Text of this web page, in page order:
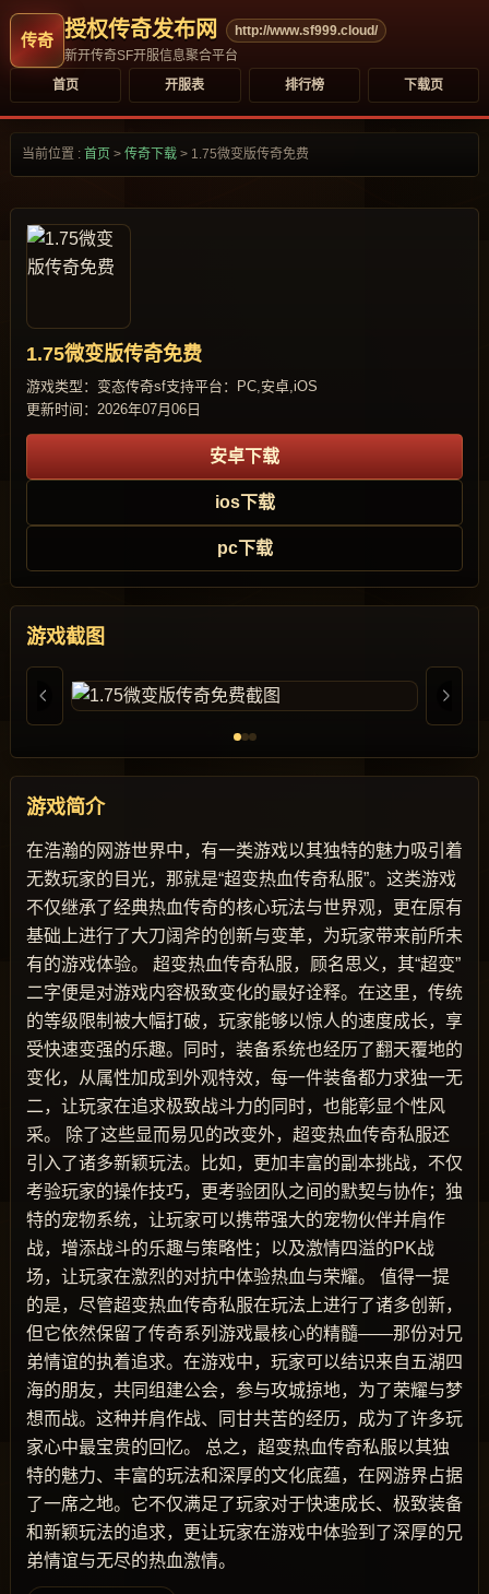
授权传奇发布网
http://www.sf999.cloud/
新开传奇SF开服信息聚合平台
首页
开服表 排行榜 下载页
当前位置 : 首页 > 传奇下载 > 1.75微变版传奇免费
1.75微变版传奇免费
游戏类型：变态传奇sf支持平台：PC,安卓,iOS
更新时间：2026年07月06日
安卓下载
ios下载
pc下载
游戏截图
游戏简介
在浩瀚的网游世界中，有一类游戏以其独特的魅力吸引着
无数玩家的目光，那就是“超变热血传奇私服”。这类游戏
不仅继承了经典热血传奇的核心玩法与世界观，更在原有
基础上进行了大刀阔斧的创新与变革，为玩家带来前所未
有的游戏体验。 超变热血传奇私服，顾名思义，其“超变”
二字便是对游戏内容极致变化的最好诠释。在这里，传统
的等级限制被大幅打破，玩家能够以惊人的速度成长，享
受快速变强的乐趣。同时，装备系统也经历了翻天覆地的
变化，从属性加成到外观特效，每一件装备都力求独一无
二，让玩家在追求极致战斗力的同时，也能彰显个性风
采。 除了这些显而易见的改变外，超变热血传奇私服还
引入了诸多新颖玩法。比如，更加丰富的副本挑战，不仅
考验玩家的操作技巧，更考验团队之间的默契与协作；独
特的宠物系统，让玩家可以携带强大的宠物伙伴并肩作
战，增添战斗的乐趣与策略性；以及激情四溢的PK战
场，让玩家在激烈的对抗中体验热血与荣耀。 值得一提
的是，尽管超变热血传奇私服在玩法上进行了诸多创新，
但它依然保留了传奇系列游戏最核心的精髓——那份对兄
弟情谊的执着追求。在游戏中，玩家可以结识来自五湖四
海的朋友，共同组建公会，参与攻城掠地，为了荣耀与梦
想而战。这种并肩作战、同甘共苦的经历，成为了许多玩
家心中最宝贵的回忆。 总之，超变热血传奇私服以其独
特的魅力、丰富的玩法和深厚的文化底蕴，在网游界占据
了一席之地。它不仅满足了玩家对于快速成长、极致装备
和新颖玩法的追求，更让玩家在游戏中体验到了深厚的兄
弟情谊与无尽的热血激情。